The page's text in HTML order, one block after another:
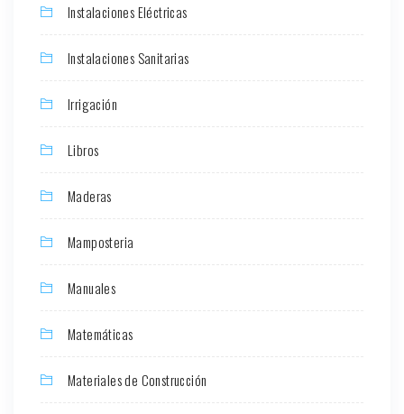
Instalaciones Eléctricas
Instalaciones Sanitarias
Irrigación
Libros
Maderas
Mamposteria
Manuales
Matemáticas
Materiales de Construcción